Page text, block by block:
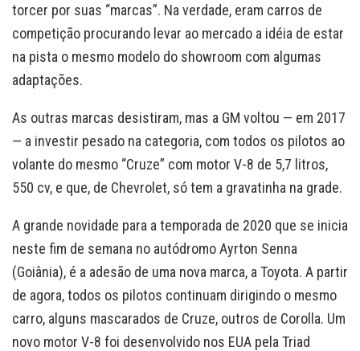
torcer por suas “marcas”. Na verdade, eram carros de
competição procurando levar ao mercado a idéia de estar
na pista o mesmo modelo do showroom com algumas
adaptações.
As outras marcas desistiram, mas a GM voltou — em 2017
— a investir pesado na categoria, com todos os pilotos ao
volante do mesmo “Cruze” com motor V-8 de 5,7 litros,
550 cv, e que, de Chevrolet, só tem a gravatinha na grade.
A grande novidade para a temporada de 2020 que se inicia
neste fim de semana no autódromo Ayrton Senna
(Goiânia), é a adesão de uma nova marca, a Toyota. A partir
de agora, todos os pilotos continuam dirigindo o mesmo
carro, alguns mascarados de Cruze, outros de Corolla. Um
novo motor V-8 foi desenvolvido nos EUA pela Triad